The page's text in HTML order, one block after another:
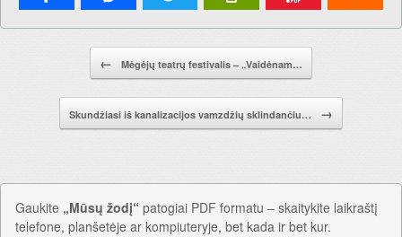
Pranešimo navigacija.
← Mėgėjų teatrų festivalis – „Vaidėnam…
Skundžiasi iš kanalizacijos vamzdžių sklindančiu… →
Gaukite „Mūsų žodį“ patogiai PDF formatu – skaitykite laikraštį
telefone, planšetėje ar kompiuteryje, bet kada ir bet kur.